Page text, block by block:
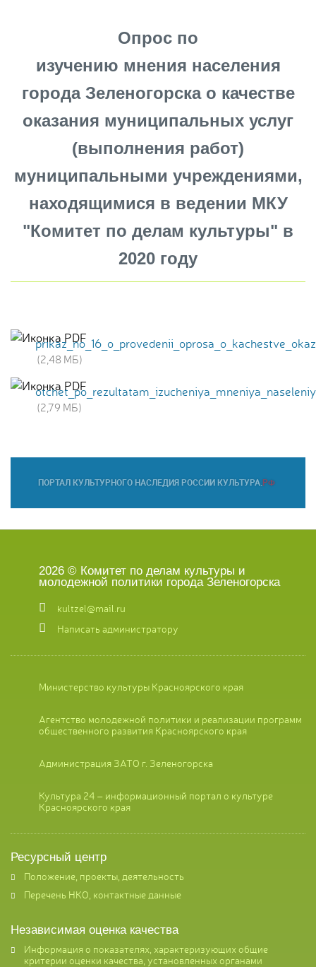
Опрос по
изучению мнения населения
города Зеленогорска о качестве
оказания муниципальных услуг
(выполнения работ)
муниципальными учреждениями,
находящимися в ведении МКУ
"Комитет по делам культуры" в
2020 году
(2,48 МБ)
(2,79 МБ)
2026 © Комитет по делам культуры и
молодежной политики города Зеленогорска
kultzel@mail.ru
Написать администратору
Министерство культуры Красноярского края
Агентство молодежной политики и реализации программ
общественного развития Красноярского края
Администрация ЗАТО г. Зеленогорска
Культура 24 – информационный портал о культуре
Красноярского края
Ресурсный центр
Положение, проекты, деятельность
Перечень НКО, контактные данные
Независимая оценка качества
Информация о показателях, характеризующих общие
критерии оценки качества, установленных органами